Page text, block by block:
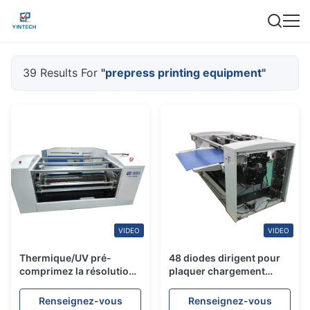
39 Results For "prepress printing equipment"
VIDEO
Thermique/UV pré-
comprimez la résolution
laser du matériel
Renseignez-vous
VIDEO
48 diodes dirigent pour
plaquer chargement
de matériel d'impression
Renseignez-vous